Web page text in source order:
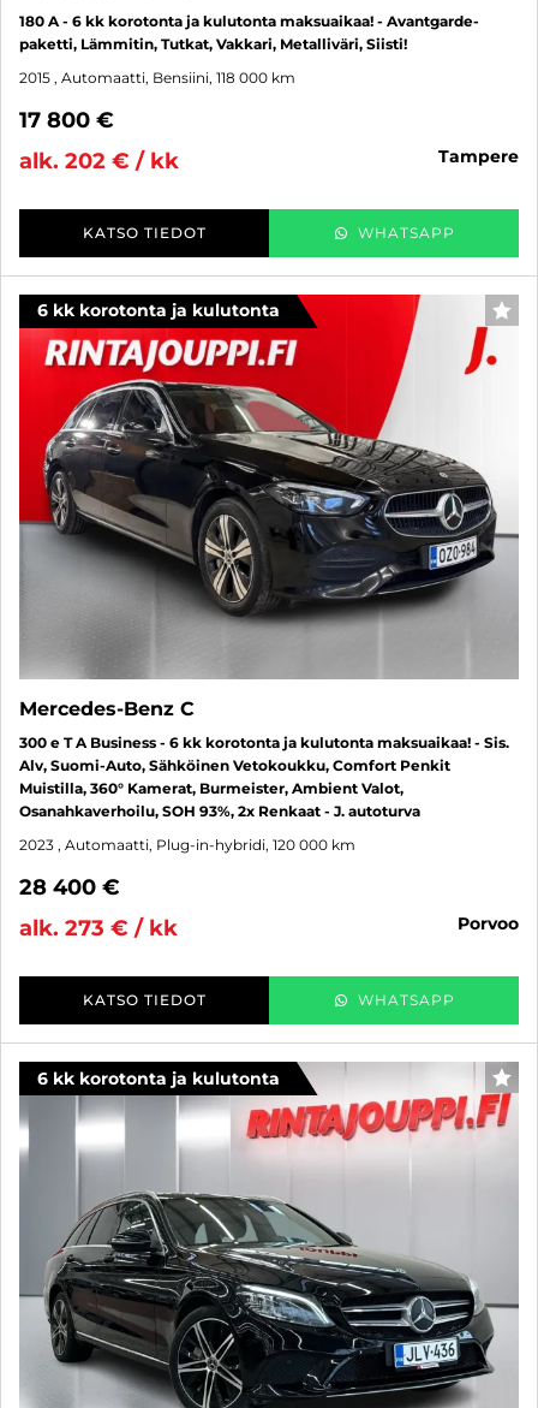
180 A - 6 kk korotonta ja kulutonta maksuaikaa! - Avantgarde-
paketti, Lämmitin, Tutkat, Vakkari, Metalliväri, Siisti!
2015 , Automaatti, Bensiini, 118 000 km
17 800 €
alk. 202 € / kk
tampere
KATSO TIEDOT WHATSAPP
6 kk korotonta ja kulutonta
Mercedes-Benz C
300 e T A Business - 6 kk korotonta ja kulutonta maksuaikaa! - Sis.
Alv, Suomi-Auto, Sähköinen Vetokoukku, Comfort Penkit
Muistilla, 360° Kamerat, Burmeister, Ambient Valot,
Osanahkaverhoilu, SOH 93%, 2x Renkaat - J. autoturva
2023 , Automaatti, Plug-in-hybridi, 120 000 km
28 400 €
alk. 273 € / kk
porvoo
KATSO TIEDOT WHATSAPP
6 kk korotonta ja kulutonta